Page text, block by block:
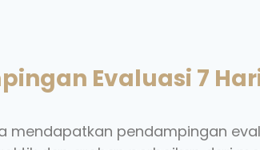
Evaluasi 7
mendapatkan pendampingan